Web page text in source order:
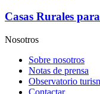
Casas Rurales
Nosotros
Sobre nosotros
Notas de prensa
Observatorio
Contactar